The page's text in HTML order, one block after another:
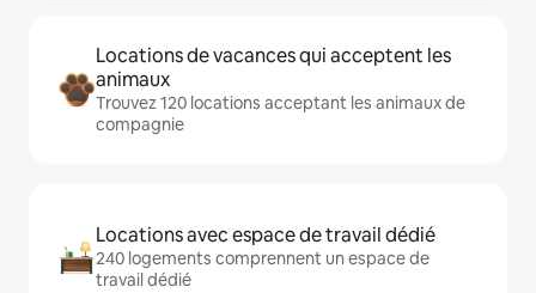
Locations de vacances qui acceptent les
animaux
Trouvez 120 locations acceptant les animaux de
compagnie
Locations avec espace de travail dédié
240 logements comprennent un espace de
travail dédié